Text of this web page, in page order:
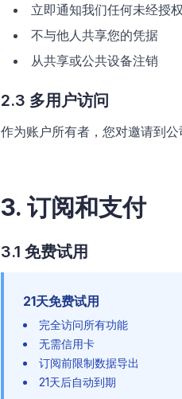
立即通知我们任何未经授
不与他人共享您的凭据
从共享或公共设备注销
2.3 多用户访问
作为账户所有者，您对邀请到
3. 订阅和支付
3.1 免费试用
21天免费试用
完全访问所有功能
无需信用卡
订阅前限制数据导出
21天后自动到期